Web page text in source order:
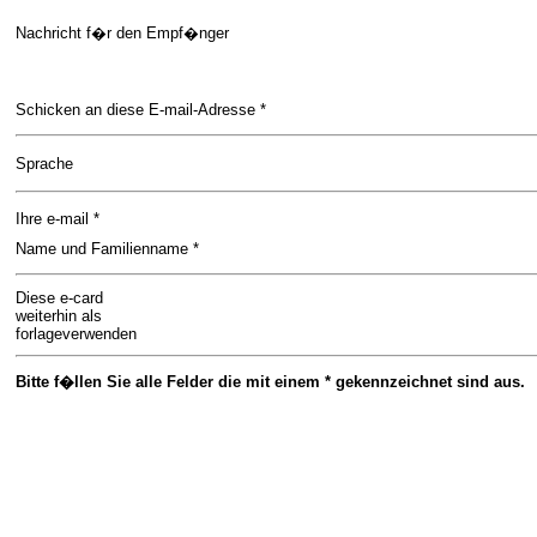
Nachricht f�r den Empf�nger
Schicken an diese E-mail-Adresse *
Sprache
Ihre e-mail *
Name und Familienname *
Diese e-card
weiterhin als
forlageverwenden
Bitte f�llen Sie alle Felder die mit einem * gekennzeichnet sind aus.